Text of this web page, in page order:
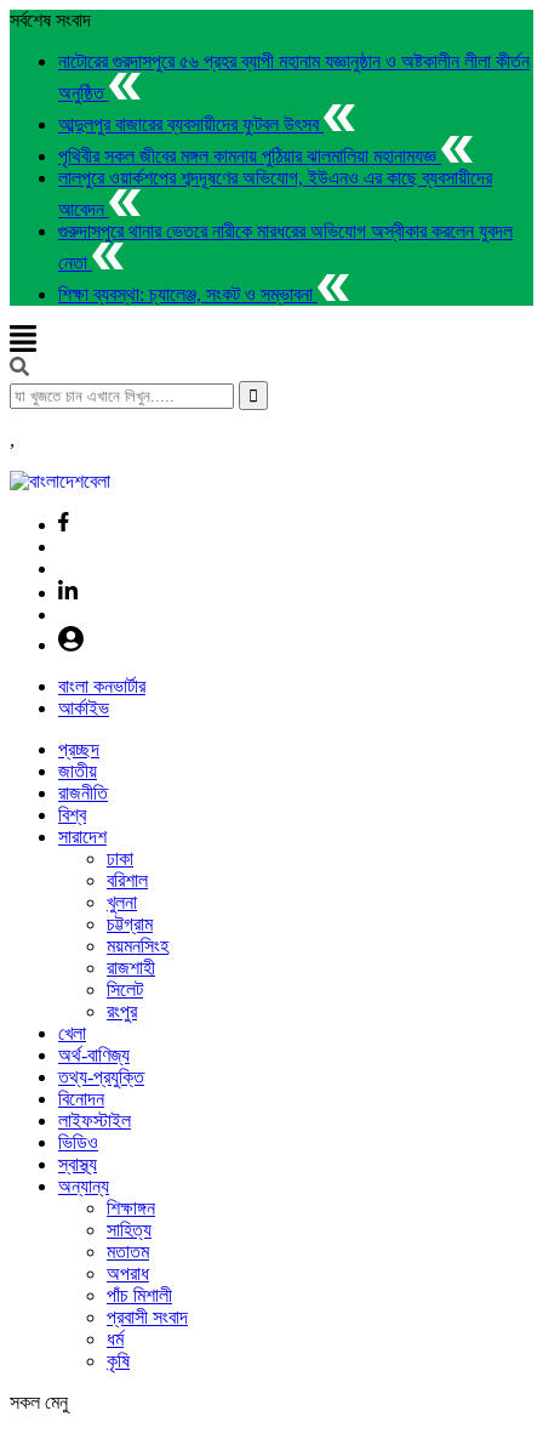
সর্বশেষ সংবাদ
নাটোরের গুরদাসপুরে ৫৬ প্রহর ব্যাপী মহানাম যজ্ঞানুষ্ঠান ও অষ্টকালীন লীলা কীর্তন
অনুষ্ঠিত
আব্দুলপুর বাজারের ব্যবসায়ীদের ফুটবল উৎসব
পৃথিবীর সকল জীবের মঙ্গল কামনায় পুঠিয়ার ঝালমালিয়া মহানামযজ্ঞ
লালপুরে ওয়ার্কশপের শব্দদূষণের অভিযোগ, ইউএনও এর কাছে ব্যবসায়ীদের
আবেদন
গুরুদাসপুরে থানার ভেতরে নারীকে মারধরের অভিযোগ অস্বীকার করলেন যুবদল
নেতা
শিক্ষা ব্যবস্থা: চ্যালেঞ্জ, সংকট ও সম্ভাবনা
,
বাংলা কনভার্টার
আর্কাইভ
প্রচ্ছদ
জাতীয়
রাজনীতি
বিশ্ব
সারাদেশ
ঢাকা
বরিশাল
খুলনা
চট্টগ্রাম
ময়মনসিংহ
রাজশাহী
সিলেট
রংপুর
খেলা
অর্থ-বাণিজ্য
তথ্য-প্রযুক্তি
বিনোদন
লাইফস্টাইল
ভিডিও
স্বাস্থ্য
অন্যান্য
শিক্ষাঙ্গন
সাহিত্য
মতাতম
অপরাধ
পাঁচ মিশালী
প্রবাসী সংবাদ
ধর্ম
কৃষি
সকল মেনু